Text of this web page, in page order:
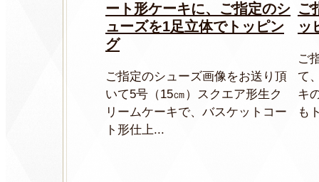
ート形ケーキに、ご指定のシ
ューズを1足立体でトッピン
グ
ご指定のシューズ画像をお送り頂
いて5号（15㎝）スクエア形生ク
リームケーキで、バスケットコー
ト形仕上...
ご
ッ
ご
て
キ
も